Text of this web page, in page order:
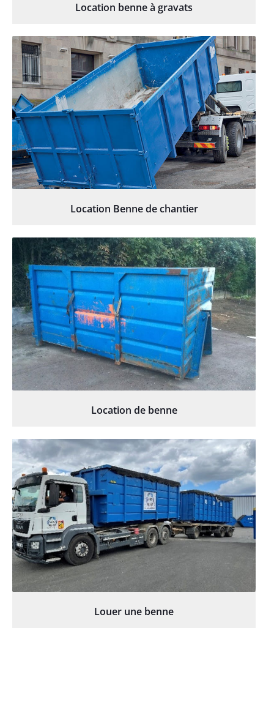
Location benne à gravats
Location Benne de chantier
Location de benne
Louer une benne